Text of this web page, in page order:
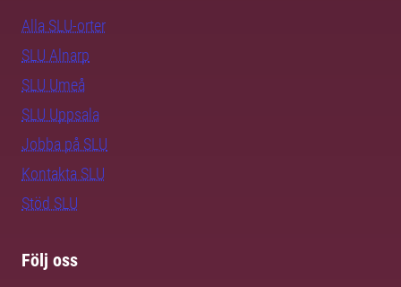
Alla SLU-orter
SLU Alnarp
SLU Umeå
SLU Uppsala
Jobba på SLU
Kontakta SLU
Stöd SLU
Följ oss